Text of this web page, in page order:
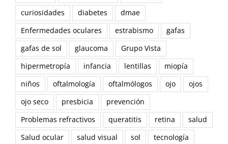
curiosidades
diabetes
dmae
Enfermedades oculares
estrabismo
gafas
gafas de sol
glaucoma
Grupo Vista
hipermetropía
infancia lentillas
miopía
niños
oftalmología oftalmólogos ojo
ojos
ojo seco
presbicia
prevención
Problemas refractivos
queratitis retina
salud
Salud ocular
salud visual sol
tecnología